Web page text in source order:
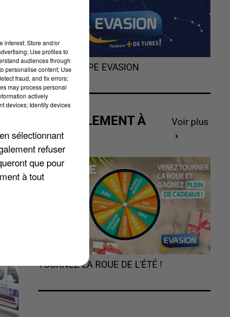
L'HOROSCOPE EVASION
ACTUELLEMENT À
GAGNER
Voir plus
TOURNEZ LA ROUE DE L'ÉTÉ !
interest: Store and/or
Use profiles to
audiences through
personalise content; Use
fraud, and fix errors;
may process personal
actively
devices; Identify devices
sélectionnant
refuser
que pour
à tout